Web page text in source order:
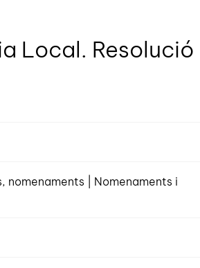
Local. Resolució
| Nomenaments i